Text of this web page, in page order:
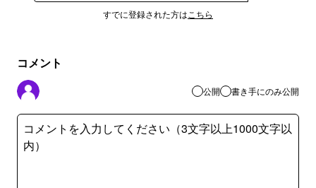
すでに登録された方は こちら
コメント
公開 書き手にのみ公開